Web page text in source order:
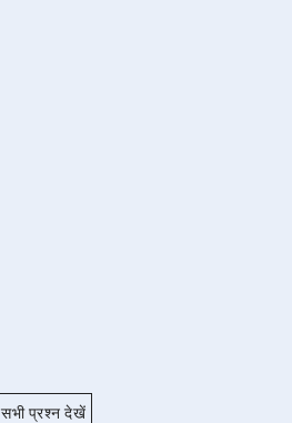
सभी प्रश्न देखें